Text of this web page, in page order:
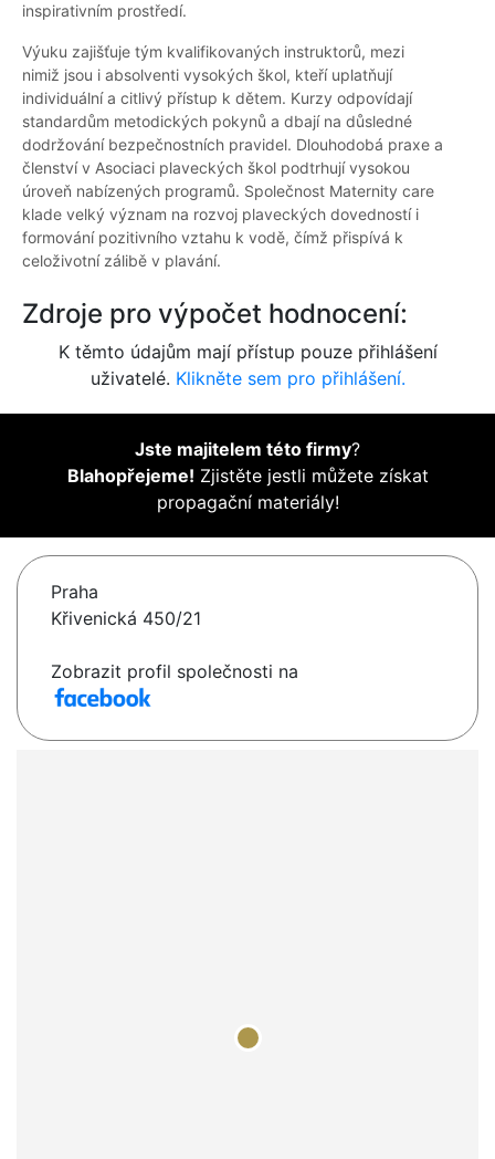
inspirativním prostředí.
Výuku zajišťuje tým kvalifikovaných instruktorů, mezi
nimiž jsou i absolventi vysokých škol, kteří uplatňují
individuální a citlivý přístup k dětem. Kurzy odpovídají
standardům metodických pokynů a dbají na důsledné
dodržování bezpečnostních pravidel. Dlouhodobá praxe a
členství v Asociaci plaveckých škol podtrhují vysokou
úroveň nabízených programů. Společnost Maternity care
klade velký význam na rozvoj plaveckých dovedností i
formování pozitivního vztahu k vodě, čímž přispívá k
celoživotní zálibě v plavání.
Zdroje pro výpočet hodnocení:
K těmto údajům mají přístup pouze přihlášení
uživatelé. Klikněte sem pro přihlášení.
Jste majitelem této firmy?
Blahopřejeme! Zjistěte jestli můžete získat
propagační materiály!
Praha
Křivenická 450/21
Zobrazit profil společnosti na